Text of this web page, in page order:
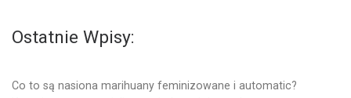
Ostatnie Wpisy:
Co to są nasiona marihuany feminizowane i automatic?